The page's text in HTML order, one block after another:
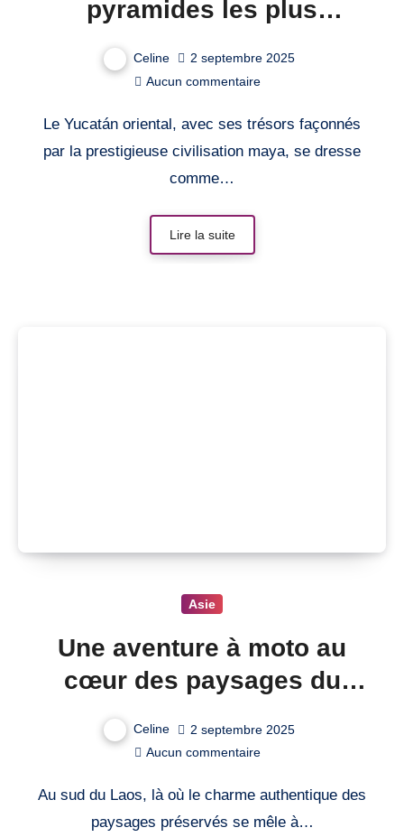
pyramides les plus
oriental au Mexique
Celine
2 septembre 2025
Aucun commentaire
Le Yucatán oriental, avec ses trésors façonnés
par la prestigieuse civilisation maya, se dresse
comme…
Lire la suite
Asie
Une aventure à moto au
cœur des paysages du
Laos
Celine
2 septembre 2025
Aucun commentaire
Au sud du Laos, là où le charme authentique des
paysages préservés se mêle à…